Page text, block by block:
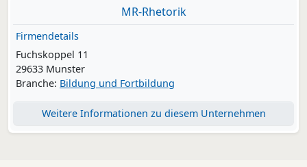
MR-Rhetorik
Firmendetails
Fuchskoppel 11
29633 Munster
Branche: Bildung und Fortbildung
Weitere Informationen zu diesem Unternehmen